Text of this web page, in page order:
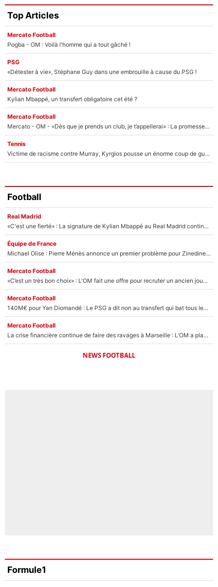
Top Articles
Mercato Football
Pogba - OM : Voilà l'homme qui a tout gâché !
PSG
«Détester à vie», Stéphane Guy dans une embrouille à cause du PSG !
Mercato Football
Kylian Mbappé, un transfert obligatoire cet été ?
Mercato Football
Mercato - OM - «Dès que je prends un club, je t’appellerai» : La promesse de Marcelino au moment de claquer la porte
Tennis
Victime de racisme contre Murray, Kyrgios pousse un énorme coup de gueule !
Football
Real Madrid
«C'est une fierté» : La signature de Kylian Mbappé au Real Madrid continue de régaler l'Espagne
Équipe de France
Michael Olise : Pierre Ménès annonce un premier problème pour Zinedine Zidane en équipe de France
Mercato Football
«C’est un très bon choix» : L'OM fait une offre pour recruter un ancien joueur du PSG... et c'est validé dans l'After Foot !
Mercato Football
140M€ pour Yan Diomandé : Le PSG a dit non au transfert qui bat tous les records sur le mercato
Mercato Football
La crise financière continue de faire des ravages à Marseille : L’OM a placé 12 joueurs sur le marché des transferts… et ça pourrait lui rapporter près de 100M€ !
NEWS FOOTBALL
Formule1